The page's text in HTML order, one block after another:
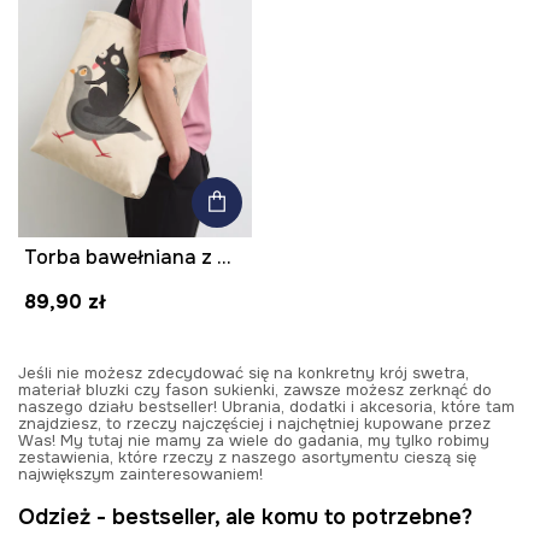
Torba bawełniana z motywem zwierzęcym
89,90 zł
Jeśli nie możesz zdecydować się na konkretny krój swetra,
materiał bluzki czy fason sukienki, zawsze możesz zerknąć do
naszego działu bestseller! Ubrania, dodatki i akcesoria, które tam
znajdziesz, to rzeczy najczęściej i najchętniej kupowane przez
Was! My tutaj nie mamy za wiele do gadania, my tylko robimy
zestawienia, które rzeczy z naszego asortymentu cieszą się
największym zainteresowaniem!
Odzież - bestseller, ale komu to potrzebne?